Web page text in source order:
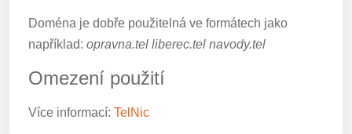
Doména je dobře použitelná ve formátech jako
například: opravna.tel liberec.tel navody.tel
Omezení použití
Více informací: TelNic